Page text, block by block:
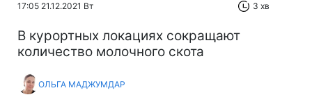
17:05 21.12.2021 Вт 3 хв
В курортных локациях сокращают
количество молочного скота
ОЛЬГА МАДЖУМДАР